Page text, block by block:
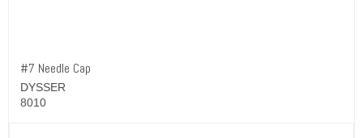
#7 Needle Cap
DYSSER
8010